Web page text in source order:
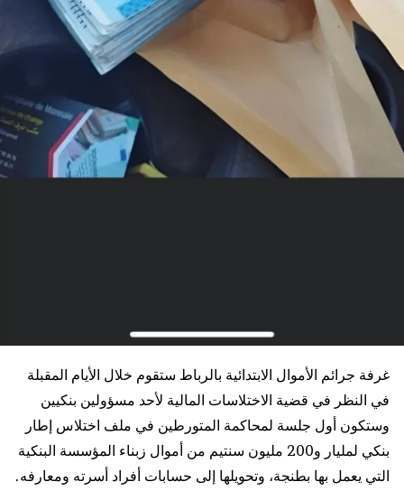
غرفة جرائم الأموال الابتدائية بالرباط ستقوم خلال الأيام المقبلة
في النظر في قضية الاختلاسات المالية لأحد مسؤولين بنكيين
وستكون أول جلسة لمحاكمة المتورطين في ملف اختلاس إطار
بنكي لمليار و200 مليون سنتيم من أموال زبناء المؤسسة البنكية
التي يعمل بها بطنجة، وتحويلها إلى حسابات أفراد أسرته ومعارفه.